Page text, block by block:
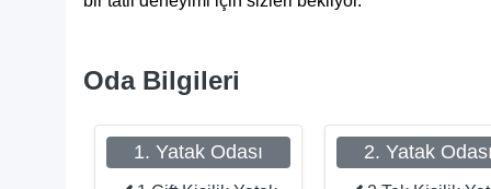
Oda Bilgileri
1. Yatak Odası 2. Yatak Odası